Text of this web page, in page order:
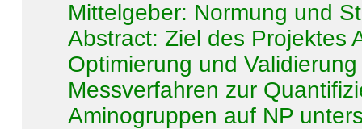
Mittelgeber: Normung und
Abstract:Ziel des Projektes
Optimierung und
Messverfahren zur
Aminogruppen auf NP